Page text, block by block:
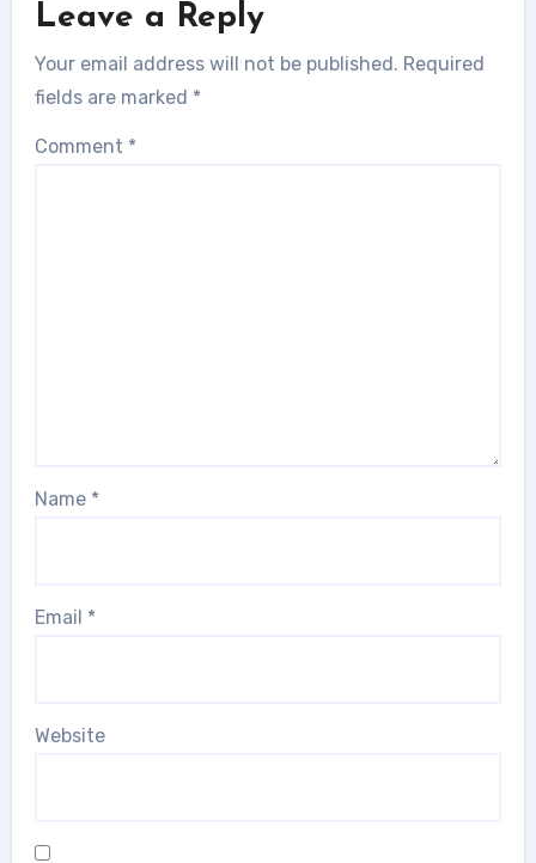
Leave a Reply
Your email address will not be published. Required
fields are marked *
Comment *
Name *
Email *
Website